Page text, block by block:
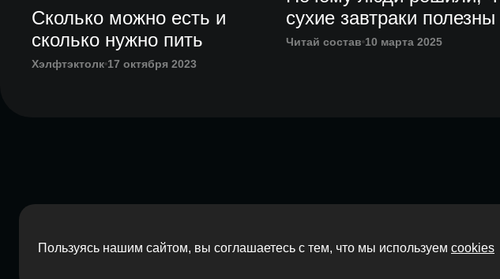
Сколько можно есть и
сколько нужно пить
Хэлфтэктолк 17 октября 2023
сухие завтраки полезны
Читай состав 10 марта 2025
Главная
Пользуясь нашим сайтом, вы соглашаетесь с тем, что мы используем cookies